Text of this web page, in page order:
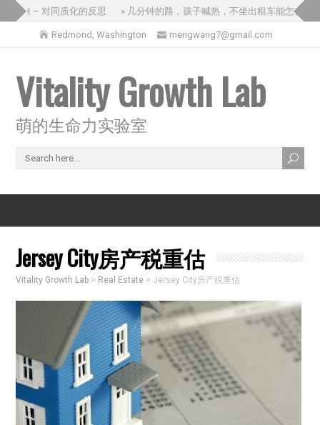
旅 – 对同质化的反思 » 几分钟的路，孩子喊热，不坐出租车能怎么办？
Redmond, Washington mengwang7@gmail.com
Vitality Growth Lab
萌的生命力实验室
Jersey City房产税重估
Vitality Growth Lab > Real Estate >Jersey City房产税重估